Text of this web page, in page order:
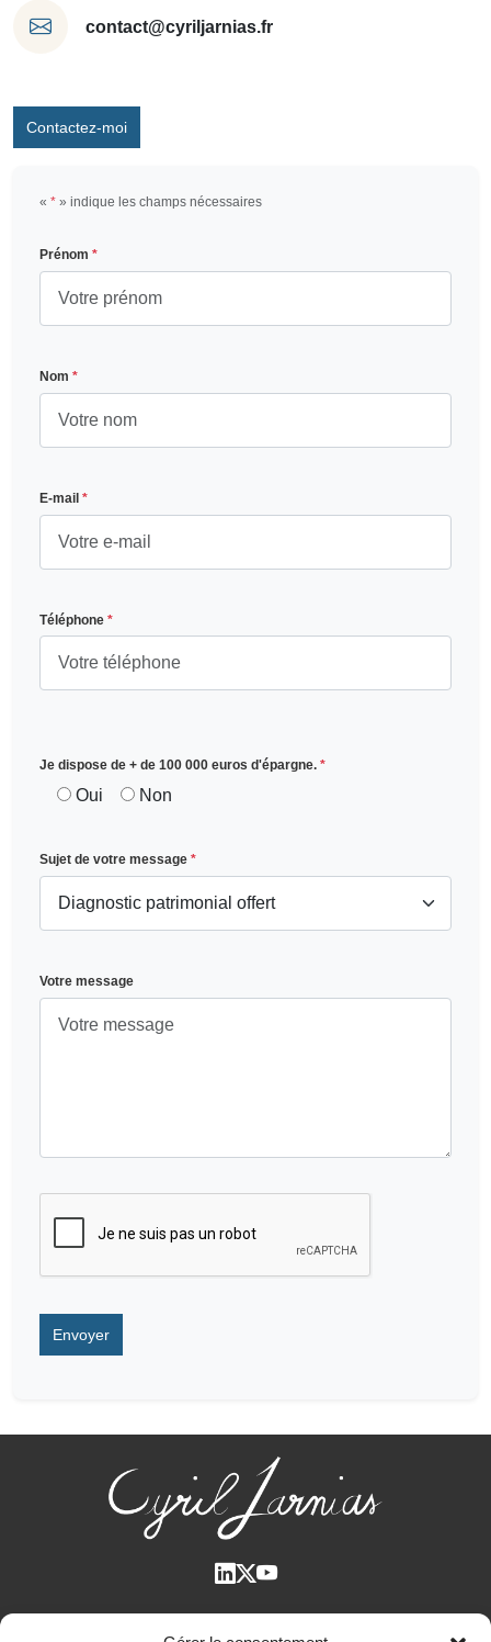
contact@cyriljarnias.fr
Contactez-moi
« * » indique les champs nécessaires
Prénom *
Nom *
E-mail *
Téléphone *
Je dispose de + de 100 000 euros d'épargne. *
Oui Non
Sujet de votre message *
Votre message